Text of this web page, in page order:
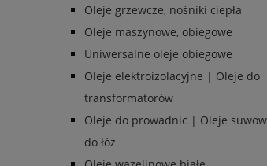
Oleje grzewcze, nośniki ciepła
Oleje maszynowe, obiegowe
Uniwersalne oleje obiegowe
Oleje elektroizolacyjne | Oleje do
transformatorów
Oleje do prowadnic | Oleje
do łóż